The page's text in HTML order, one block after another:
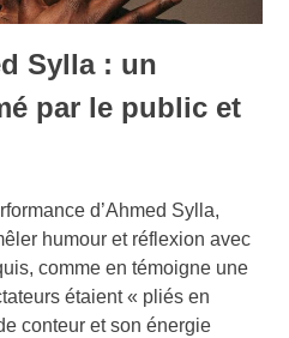
Sylla : un
par le public et
d’Ahmed Sylla,
humour et réflexion avec
comme en témoigne une
étaient « pliés en
conteur et son énergie